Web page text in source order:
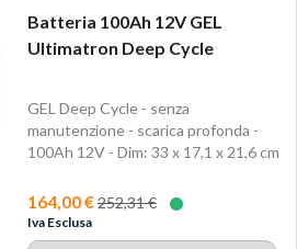
Batteria 100Ah 12V GEL
Ultimatron Deep Cycle
GEL Deep Cycle - senza
manutenzione - scarica profonda -
100Ah 12V - Dim: 33 x 17,1 x 21,6 cm
164,00 €252,31 €
Iva Esclusa